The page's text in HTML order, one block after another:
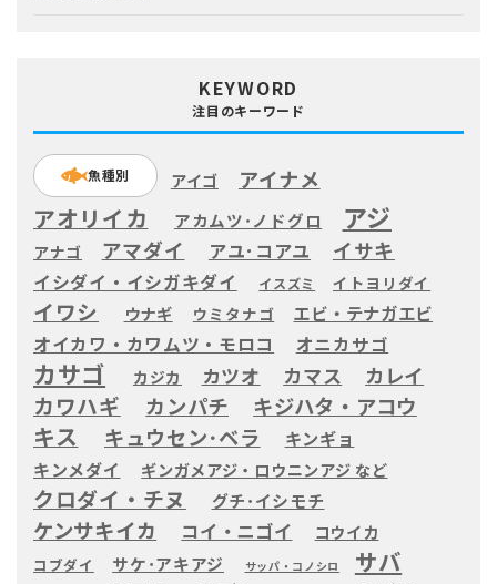
KEYWORD
注目のキーワード
魚種別 アイゴ アイナメ
アオリイカ アカムツ･ノドグロ アジ
アナゴ アマダイ アユ･コアユ イサキ
イシダイ・イシガキダイ イスズミ イトヨリダイ
イワシ ウナギ ウミタナゴ エビ・テナガエビ
オイカワ・カワムツ・モロコ オニカサゴ
カサゴ カジカ カツオ カマス カレイ
カワハギ カンパチ キジハタ・アコウ
キス キュウセン･ベラ キンギョ
キンメダイ ギンガメアジ・ロウニンアジ など
クロダイ・チヌ グチ･イシモチ
ケンサキイカ コイ・ニゴイ コウイカ
コブダイ サケ･アキアジ サッパ・コノシロ サバ